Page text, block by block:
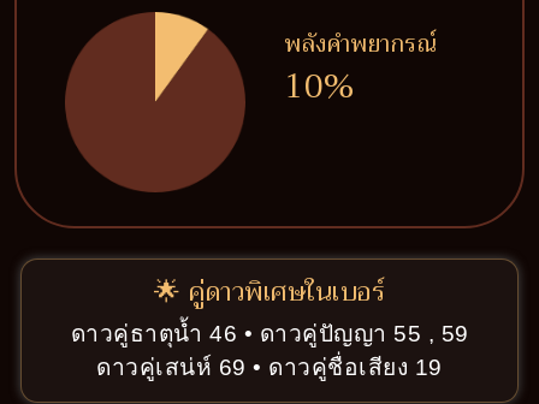
พลังคำพยากรณ์
10%
🌟 คู่ดาวพิเศษในเบอร์
ดาวคู่ธาตุน้ำ 46 • ดาวคู่ปัญญา 55 , 59
ดาวคู่เสน่ห์ 69 • ดาวคู่ชื่อเสียง 19